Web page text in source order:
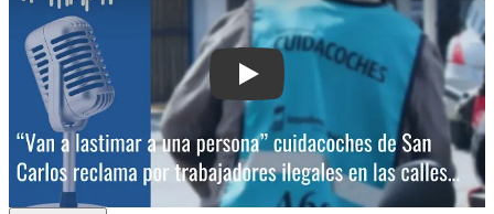
Play: “Van a lastimar a una persona”: